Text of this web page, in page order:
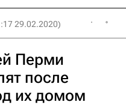
29.02.2020)
Перми
после
их домом